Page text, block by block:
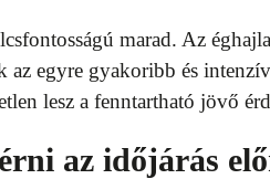
marad. Az
egyre gyakoribb és
lesz a fenntartható jövő
az időjárás